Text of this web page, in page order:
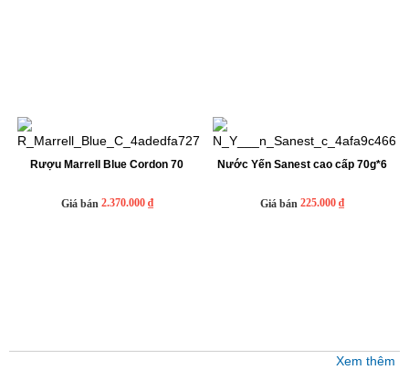
Rượu Marrell Blue Cordon 70
Giá bán 2.370.000 ₫
Nước Yến Sanest cao cấp 70g*6
Giá bán 225.000 ₫
Xem thêm